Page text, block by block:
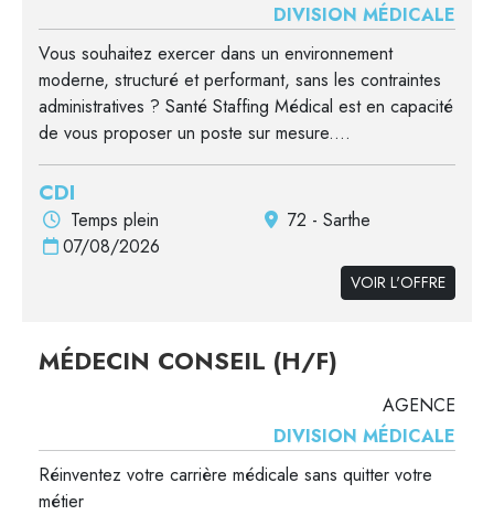
DIVISION MÉDICALE
Vous souhaitez exercer dans un environnement
moderne, structuré et performant, sans les contraintes
administratives ? Santé Staffing Médical est en capacité
de vous proposer un poste sur mesure....
CDI
Temps plein
72 - Sarthe
07/08/2026
VOIR L'OFFRE
MÉDECIN CONSEIL (H/F)
AGENCE
DIVISION MÉDICALE
Réinventez votre carrière médicale sans quitter votre
métier